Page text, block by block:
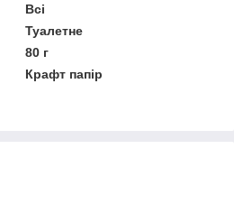
Всі
Туалетне
80 г
Крафт папір